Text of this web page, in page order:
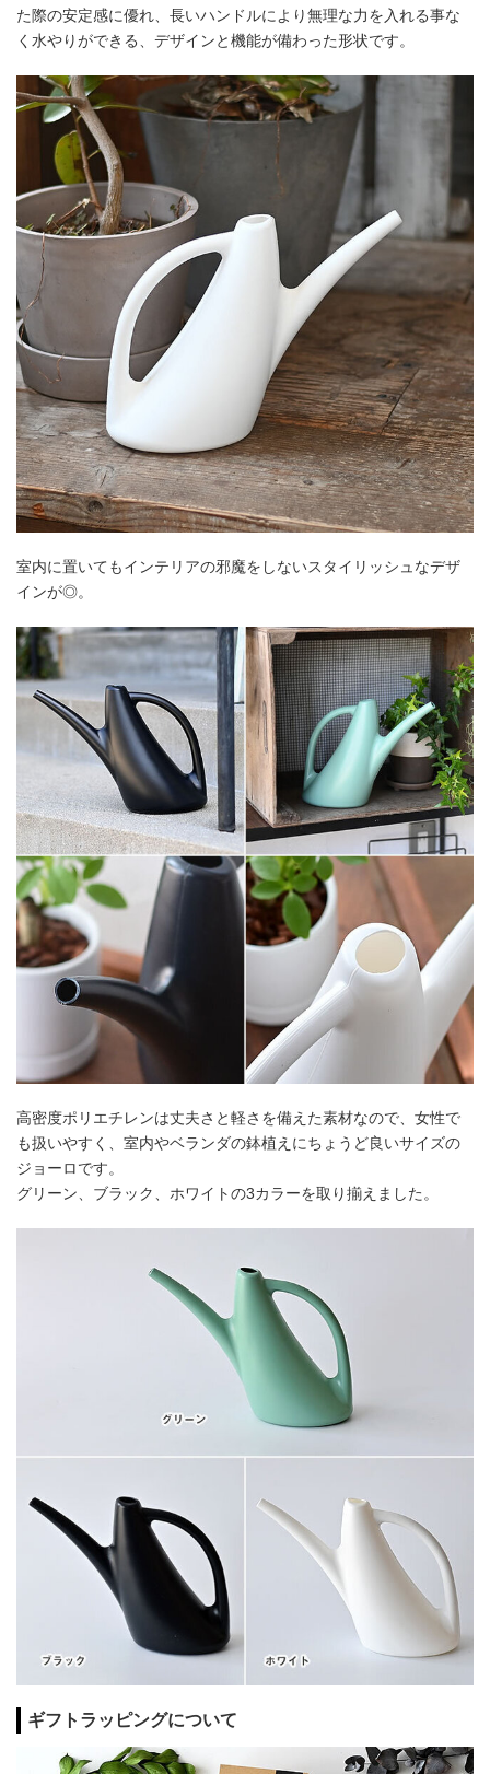
た際の安定感に優れ、長いハンドルにより無理な力を入れる事な
く水やりができる、デザインと機能が備わった形状です。
室内に置いてもインテリアの邪魔をしないスタイリッシュなデザ
インが◎。
高密度ポリエチレンは丈夫さと軽さを備えた素材なので、女性で
も扱いやすく、室内やベランダの鉢植えにちょうど良いサイズの
ジョーロです。
グリーン、ブラック、ホワイトの3カラーを取り揃えました。
ギフトラッピングについて